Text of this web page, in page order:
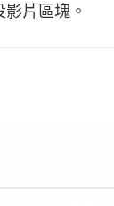
片區塊。